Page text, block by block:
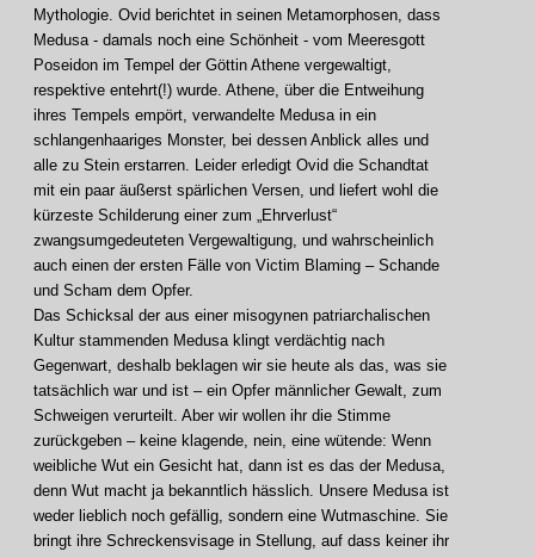
Mythologie. Ovid berichtet in seinen Metamorphosen, dass
Medusa - damals noch eine Schönheit - vom Meeresgott
Poseidon im Tempel der Göttin Athene vergewaltigt,
respektive entehrt(!) wurde. Athene, über die Entweihung
ihres Tempels empört, verwandelte Medusa in ein
schlangenhaariges Monster, bei dessen Anblick alles und
alle zu Stein erstarren. Leider erledigt Ovid die Schandtat
mit ein paar äußerst spärlichen Versen, und liefert wohl die
kürzeste Schilderung einer zum „Ehrverlust“
zwangsumgedeuteten Vergewaltigung, und wahrscheinlich
auch einen der ersten Fälle von Victim Blaming – Schande
und Scham dem Opfer.
Das Schicksal der aus einer misogynen patriarchalischen
Kultur stammenden Medusa klingt verdächtig nach
Gegenwart, deshalb beklagen wir sie heute als das, was sie
tatsächlich war und ist – ein Opfer männlicher Gewalt, zum
Schweigen verurteilt. Aber wir wollen ihr die Stimme
zurückgeben – keine klagende, nein, eine wütende: Wenn
weibliche Wut ein Gesicht hat, dann ist es das der Medusa,
denn Wut macht ja bekanntlich hässlich. Unsere Medusa ist
weder lieblich noch gefällig, sondern eine Wutmaschine. Sie
bringt ihre Schreckensvisage in Stellung, auf dass keiner ihr